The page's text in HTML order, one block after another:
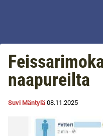
naapureilta
Suvi Mäntylä 08.11.2025